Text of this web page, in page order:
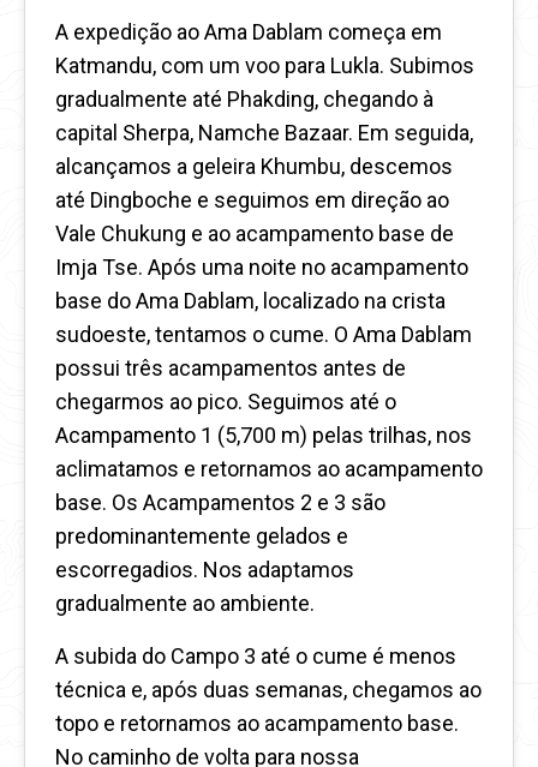
A expedição ao Ama Dablam começa em
Katmandu, com um voo para Lukla. Subimos
gradualmente até Phakding, chegando à
capital Sherpa, Namche Bazaar. Em seguida,
alcançamos a geleira Khumbu, descemos
até Dingboche e seguimos em direção ao
Vale Chukung e ao acampamento base de
Imja Tse. Após uma noite no acampamento
base do Ama Dablam, localizado na crista
sudoeste, tentamos o cume. O Ama Dablam
possui três acampamentos antes de
chegarmos ao pico. Seguimos até o
Acampamento 1 (5,700 m) pelas trilhas, nos
aclimatamos e retornamos ao acampamento
base. Os Acampamentos 2 e 3 são
predominantemente gelados e
escorregadios. Nos adaptamos
gradualmente ao ambiente.
A subida do Campo 3 até o cume é menos
técnica e, após duas semanas, chegamos ao
topo e retornamos ao acampamento base.
No caminho de volta para nossa